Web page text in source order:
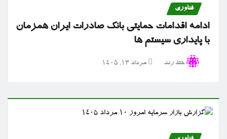
فناوری
ادامه اقدامات حمایتی بانک صادرات ایران همزمان
با پایداری سیستم ها
خط رند مرداد ۱۳, ۱۴۰۵